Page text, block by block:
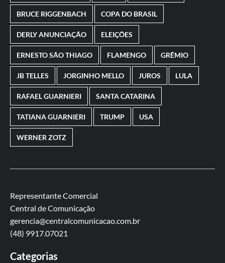
BRUCE RIGGENBACH COPA DO BRASIL
DERLY ANUNCIAÇÃO ELEIÇÕES
ERNESTO SÃO THIAGO FLAMENGO GRÊMIO
JB TELLES JORGINHO MELLO JUROS LULA
RAFAEL GUARNIERI SANTA CATARINA
TATIANA GUARNIERI TRUMP USA
WERNER ZOTZ
Representante Comercial
Central de Comunicação
gerencia@centralcomunicacao.com.br
(48) 9917.07021
Categorias